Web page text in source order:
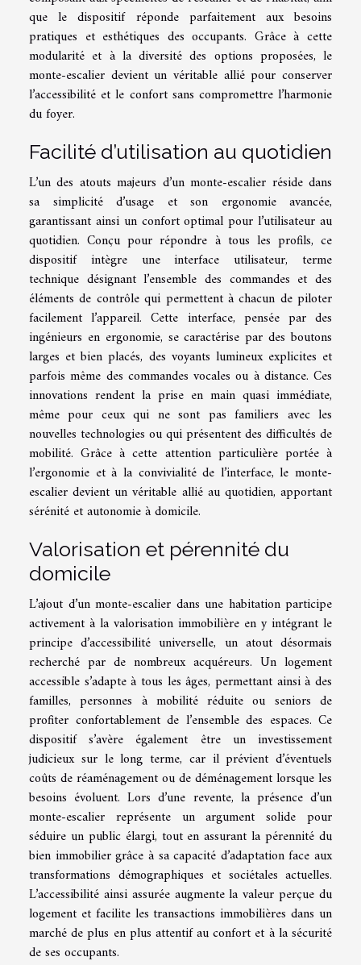
que le dispositif réponde parfaitement aux besoins
pratiques et esthétiques des occupants. Grâce à cette
modularité et à la diversité des options proposées, le
monte-escalier devient un véritable allié pour conserver
l’accessibilité et le confort sans compromettre l’harmonie
du foyer.
Facilité d’utilisation au quotidien
L’un des atouts majeurs d’un monte-escalier réside dans
sa simplicité d’usage et son ergonomie avancée,
garantissant ainsi un confort optimal pour l’utilisateur au
quotidien. Conçu pour répondre à tous les profils, ce
dispositif intègre une interface utilisateur, terme
technique désignant l’ensemble des commandes et des
éléments de contrôle qui permettent à chacun de piloter
facilement l’appareil. Cette interface, pensée par des
ingénieurs en ergonomie, se caractérise par des boutons
larges et bien placés, des voyants lumineux explicites et
parfois même des commandes vocales ou à distance. Ces
innovations rendent la prise en main quasi immédiate,
même pour ceux qui ne sont pas familiers avec les
nouvelles technologies ou qui présentent des difficultés de
mobilité. Grâce à cette attention particulière portée à
l’ergonomie et à la convivialité de l’interface, le monte-
escalier devient un véritable allié au quotidien, apportant
sérénité et autonomie à domicile.
Valorisation et pérennité du
domicile
L’ajout d’un monte-escalier dans une habitation participe
activement à la valorisation immobilière en y intégrant le
principe d’accessibilité universelle, un atout désormais
recherché par de nombreux acquéreurs. Un logement
accessible s’adapte à tous les âges, permettant ainsi à des
familles, personnes à mobilité réduite ou seniors de
profiter confortablement de l’ensemble des espaces. Ce
dispositif s’avère également être un investissement
judicieux sur le long terme, car il prévient d’éventuels
coûts de réaménagement ou de déménagement lorsque les
besoins évoluent. Lors d’une revente, la présence d’un
monte-escalier représente un argument solide pour
séduire un public élargi, tout en assurant la pérennité du
bien immobilier grâce à sa capacité d’adaptation face aux
transformations démographiques et sociétales actuelles.
L’accessibilité ainsi assurée augmente la valeur perçue du
logement et facilite les transactions immobilières dans un
marché de plus en plus attentif au confort et à la sécurité
de ses occupants.